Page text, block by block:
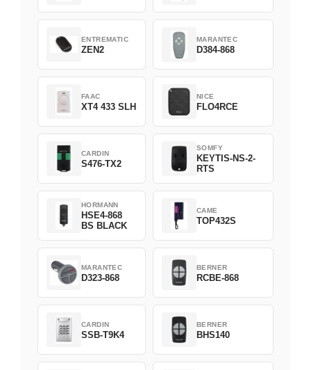
ENTREMATIC
ZEN2
MARANTEC
D384-868
FAAC
XT4 433 SLH
NICE
FLO4RCE
CARDIN
S476-TX2
SOMFY
KEYTIS-NS-2-
RTS
HORMANN
HSE4-868
BS BLACK
CAME
TOP432S
MARANTEC
D323-868
BERNER
RCBE-868
CARDIN
SSB-T9K4
BERNER
BHS140